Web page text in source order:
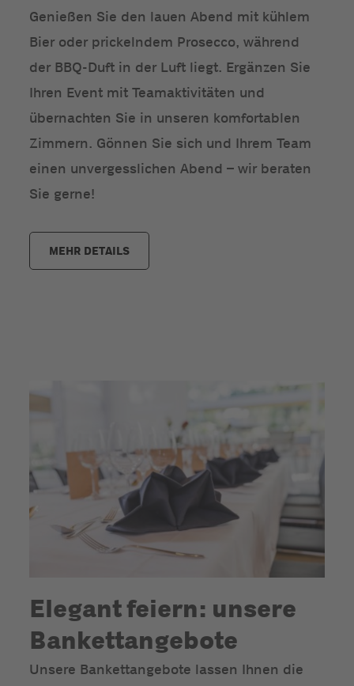
Genießen Sie den lauen Abend mit kühlem
Bier oder prickelndem Prosecco, während
der BBQ-Duft in der Luft liegt. Ergänzen Sie
Ihren Event mit Teamaktivitäten und
übernachten Sie in unseren komfortablen
Zimmern. Gönnen Sie sich und Ihrem Team
einen unvergesslichen Abend – wir beraten
Sie gerne!
MEHR DETAILS
Elegant feiern: unsere
Bankettangebote
Unsere Bankettangebote lassen Ihnen die